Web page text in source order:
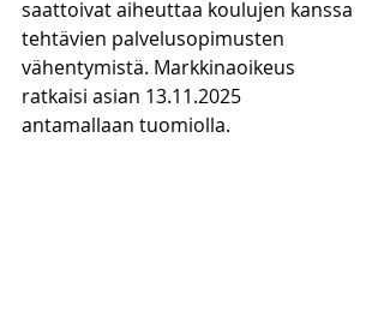
saattoivat aiheuttaa koulujen kanssa
tehtävien palvelusopimusten
vähentymistä. Markkinaoikeus
ratkaisi asian 13.11.2025
antamallaan tuomiolla.